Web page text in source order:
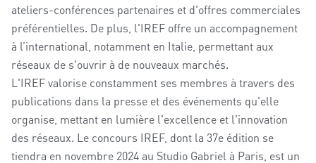
ateliers-conférences partenaires et d'offres commerciales
préférentielles. De plus, l'IREF offre un accompagnement
à l’international, notamment en Italie, permettant aux
réseaux de s'ouvrir à de nouveaux marchés.
L'IREF valorise constamment ses membres à travers des
publications dans la presse et des événements qu'elle
organise, mettant en lumière l'excellence et l'innovation
des réseaux. Le concours IREF, dont la 37e édition se
tiendra en novembre 2024 au Studio Gabriel à Paris, est un